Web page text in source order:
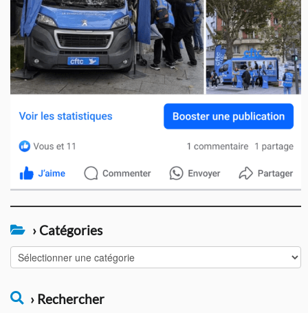
› Catégories
Catégories
› Rechercher